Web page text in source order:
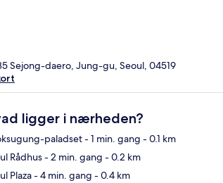
Sejong-daero, Jung-gu, Seoul, 04519
ligger i nærheden?
paladset- 1 min. gang - 0.1 km
Rådhus- 2 min. gang - 0.2 km
Plaza- 4 min. gang - 0.4 km